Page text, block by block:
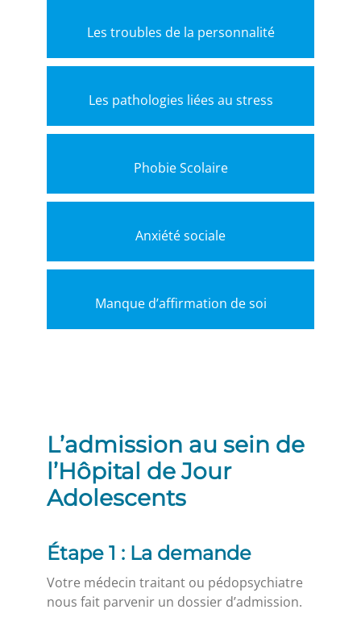
Les troubles de la personnalité
Les pathologies liées au stress
Phobie Scolaire
Anxiété sociale
Manque d’affirmation de soi
L’admission au sein de
l’Hôpital de Jour
Adolescents
Étape 1 : La demande
Votre médecin traitant ou pédopsychiatre
nous fait parvenir un dossier d’admission.